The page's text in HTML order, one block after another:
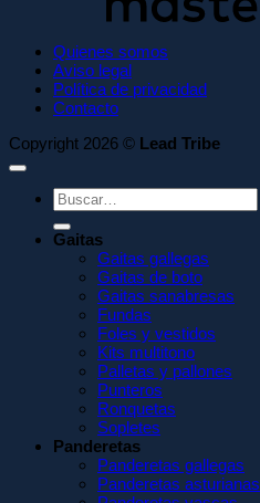
Quienes somos
Aviso legal
Política de privacidad
Contacto
Copyright 2026 © Lead Tribe
Buscar
por:
Gaitas
Gaitas gallegas
Gaitas de boto
Gaitas sanabresas
Fundas
Foles y vestidos
Kits multitono
Palletas y pallones
Punteros
Ronquetas
Sopletes
Panderetas
Panderetas gallegas
Panderetas asturianas